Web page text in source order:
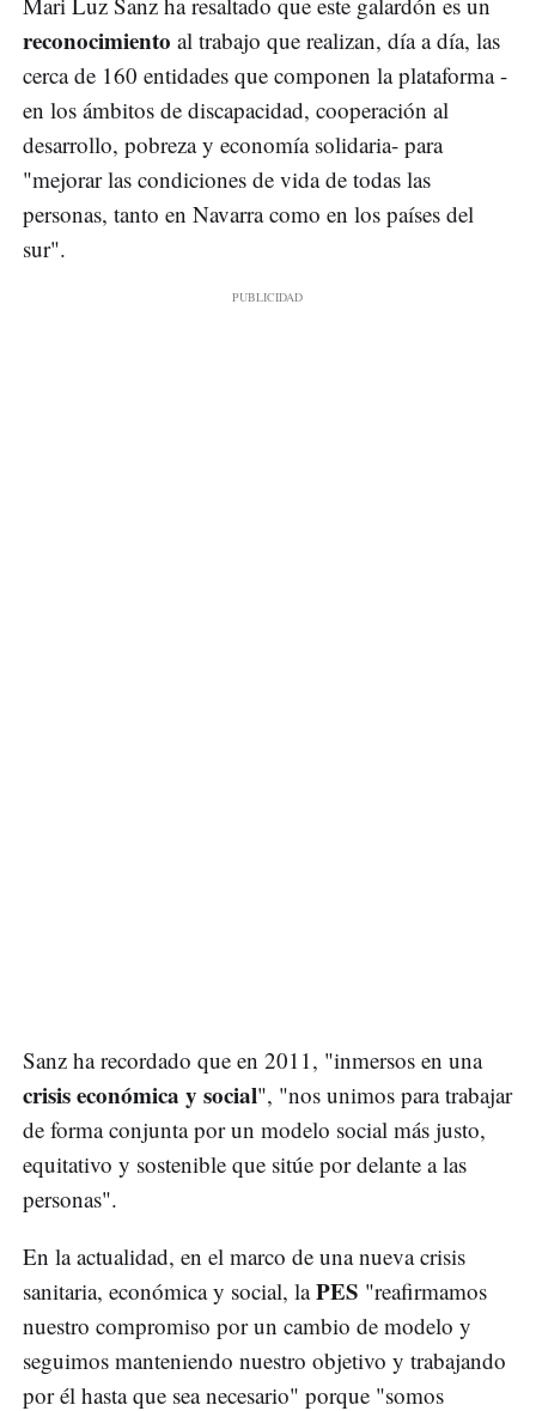
reconocimiento al trabajo que realizan, día a día, las
cerca de 160 entidades que componen la plataforma -
en los ámbitos de discapacidad, cooperación al
desarrollo, pobreza y economía solidaria- para
"mejorar las condiciones de vida de todas las
personas, tanto en Navarra como en los países del
sur".
Sanz ha recordado que en 2011, "inmersos en una
crisis económica y social", "nos unimos para trabajar
de forma conjunta por un modelo social más justo,
equitativo y sostenible que sitúe por delante a las
personas".
En la actualidad, en el marco de una nueva crisis
sanitaria, económica y social, laPES "reafirmamos
nuestro compromiso por un cambio de modelo y
seguimos manteniendo nuestro objetivo y trabajando
por él hasta que sea necesario" porque "somos